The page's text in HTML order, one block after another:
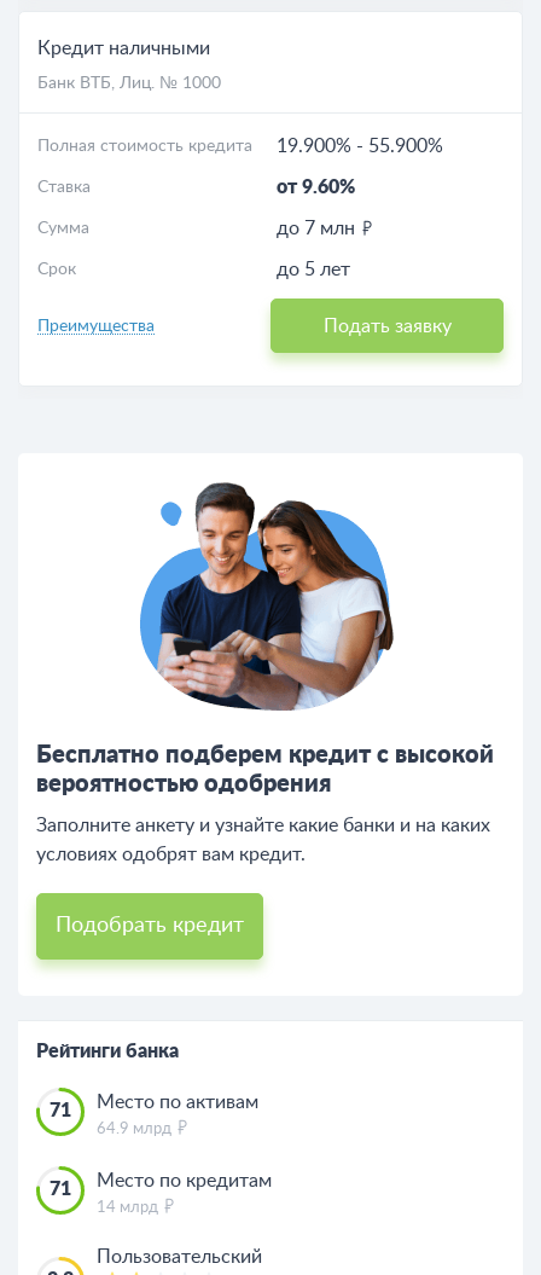
Кредит наличными
Банк ВТБ, Лиц. № 1000
Полная стоимость кредита 19.900% - 55.900%
Ставка от 9.60%
Сумма до 7 млн
Срок до 5 лет
Преимущества Подать заявку
Бесплатно подберем кредит с высокой
вероятностью одобрения
Заполните анкету и узнайте какие банки и на каких
условиях одобрят вам кредит.
Подобрать кредит
Рейтинги банка
71 Место по активам
64.9 млрд
71 Место по кредитам
14 млрд
Пользовательский